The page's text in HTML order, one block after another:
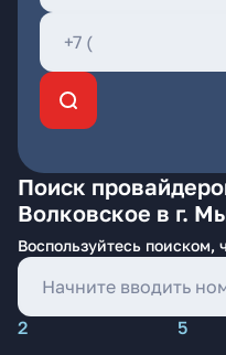
Поиск
Волковское в г.
Воспользуйтесь поиском,
2 5